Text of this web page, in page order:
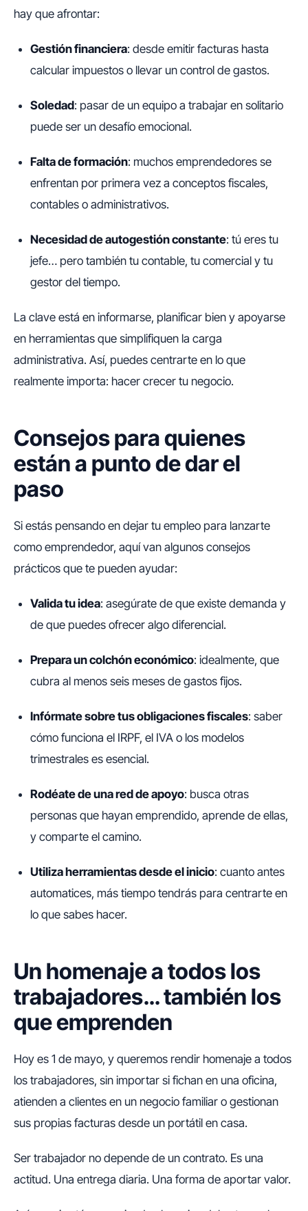
hay que afrontar:
Gestión financiera: desde emitir facturas hasta
calcular impuestos o llevar un control de gastos.
Soledad: pasar de un equipo a trabajar en solitario
puede ser un desafío emocional.
Falta de formación: muchos emprendedores se
enfrentan por primera vez a conceptos fiscales,
contables o administrativos.
Necesidad de autogestión constante: tú eres tu
jefe… pero también tu contable, tu comercial y tu
gestor del tiempo.
La clave está en informarse, planificar bien y apoyarse
en herramientas que simplifiquen la carga
administrativa. Así, puedes centrarte en lo que
realmente importa: hacer crecer tu negocio.
Consejos para quienes
están a punto de dar el
paso
Si estás pensando en dejar tu empleo para lanzarte
como emprendedor, aquí van algunos consejos
prácticos que te pueden ayudar:
Valida tu idea: asegúrate de que existe demanda y
de que puedes ofrecer algo diferencial.
Prepara un colchón económico: idealmente, que
cubra al menos seis meses de gastos fijos.
Infórmate sobre tus obligaciones fiscales: saber
cómo funciona el IRPF, el IVA o los modelos
trimestrales es esencial.
Rodéate de una red de apoyo: busca otras
personas que hayan emprendido, aprende de ellas,
y comparte el camino.
Utiliza herramientas desde el inicio: cuanto antes
automatices, más tiempo tendrás para centrarte en
lo que sabes hacer.
Un homenaje a todos los
trabajadores… también los
que emprenden
Hoy es 1 de mayo, y queremos rendir homenaje a todos
los trabajadores, sin importar si fichan en una oficina,
atienden a clientes en un negocio familiar o gestionan
sus propias facturas desde un portátil en casa.
Ser trabajador no depende de un contrato. Es una
actitud. Una entrega diaria. Una forma de aportar valor.